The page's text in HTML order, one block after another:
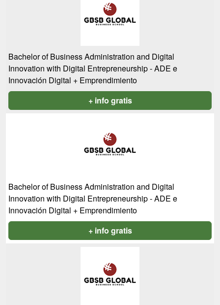
Bachelor of Business Administration and Digital
Innovation with Digital Entrepreneurship - ADE e
Innovación Digital + Emprendimiento
+ info gratis
Bachelor of Business Administration and Digital
Innovation with Digital Entrepreneurship - ADE e
Innovación Digital + Emprendimiento
+ info gratis